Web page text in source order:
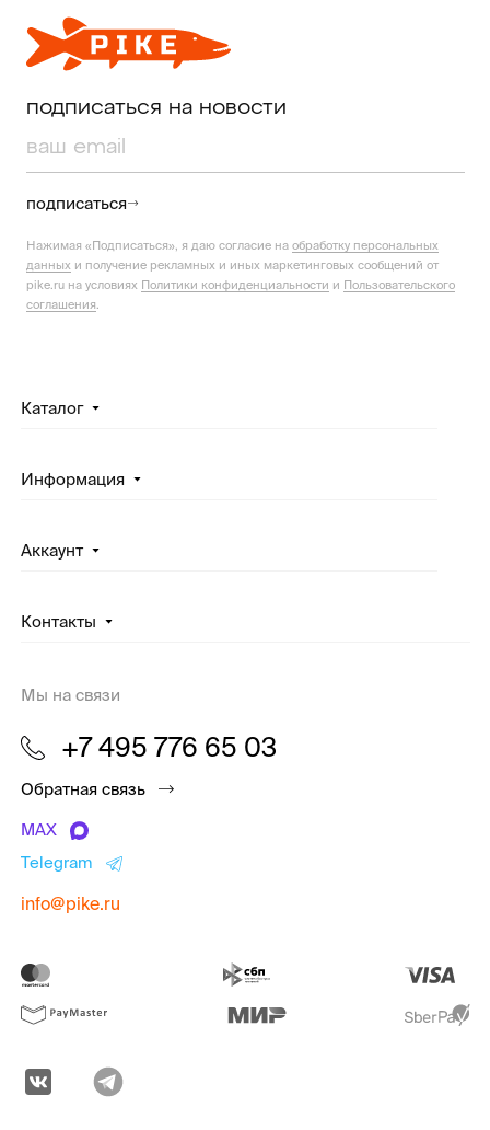
подписаться на новости
подписаться
Нажимая «Подписаться», я даю согласие на обработку персональных
данных и получение рекламных и иных маркетинговых сообщений от
pike.ru на условиях Политики конфиденциальности и Пользовательского
соглашения
Каталог
Информация
Аккаунт
Контакты
Мы на связи
+7 495 776 65 03
Обратная связь
MAX
Telegram
info@pike.ru